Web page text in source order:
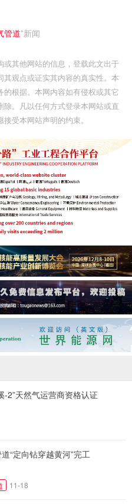
管道”新闻
或其他网站的信息，登载此文出于
观点或证实其内容的真实性。本
根据。本网内容如有侵权或其它
。凡以任何方式登录本网站或直
受本网站声明的约束。
-2”天然气运营商资格认证
“定向钻穿越黄河”完工
11-18